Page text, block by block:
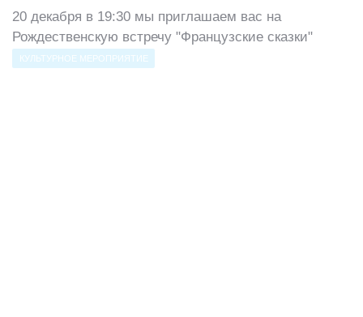
20 декабря в 19:30 мы приглашаем вас на
Рождественскую встречу "Французские сказки"
КУЛЬТУРНОЕ МЕРОПРИЯТИЕ